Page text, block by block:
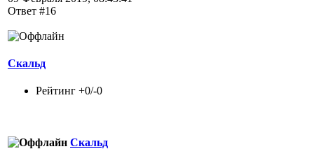
Ответ #16
Скальд
Рейтинг +0/-0
Скальд